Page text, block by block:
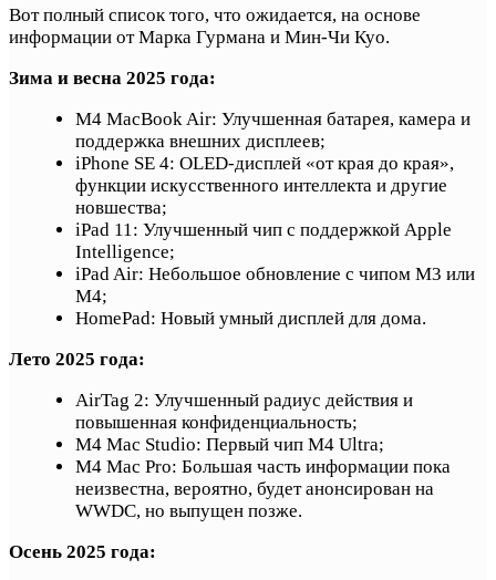
Вот полный список того, что ожидается, на основе
информации от Марка Гурмана и Мин-Чи Куо.
Зима и весна 2025 года:
M4 MacBook Air: Улучшенная батарея, камера и
поддержка внешних дисплеев;
iPhone SE 4: OLED-дисплей «от края до края»,
функции искусственного интеллекта и другие
новшества;
iPad 11: Улучшенный чип с поддержкой Apple
Intelligence;
iPad Air: Небольшое обновление с чипом M3 или
M4;
HomePad: Новый умный дисплей для дома.
Лето 2025 года:
AirTag 2: Улучшенный радиус действия и
повышенная конфиденциальность;
M4 Mac Studio: Первый чип M4 Ultra;
M4 Mac Pro: Большая часть информации пока
неизвестна, вероятно, будет анонсирован на
WWDC, но выпущен позже.
Осень 2025 года: